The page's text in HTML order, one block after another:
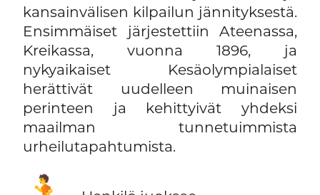
kansainvälisen kilpailun jännityksestä.
Ensimmäiset järjestettiin Ateenassa,
Kreikassa, vuonna 1896, ja
nykyaikaiset Kesäolympialaiset
herättivät uudelleen muinaisen
perinteen ja kehittyivät yhdeksi
maailman tunnetuimmista
urheilutapahtumista.